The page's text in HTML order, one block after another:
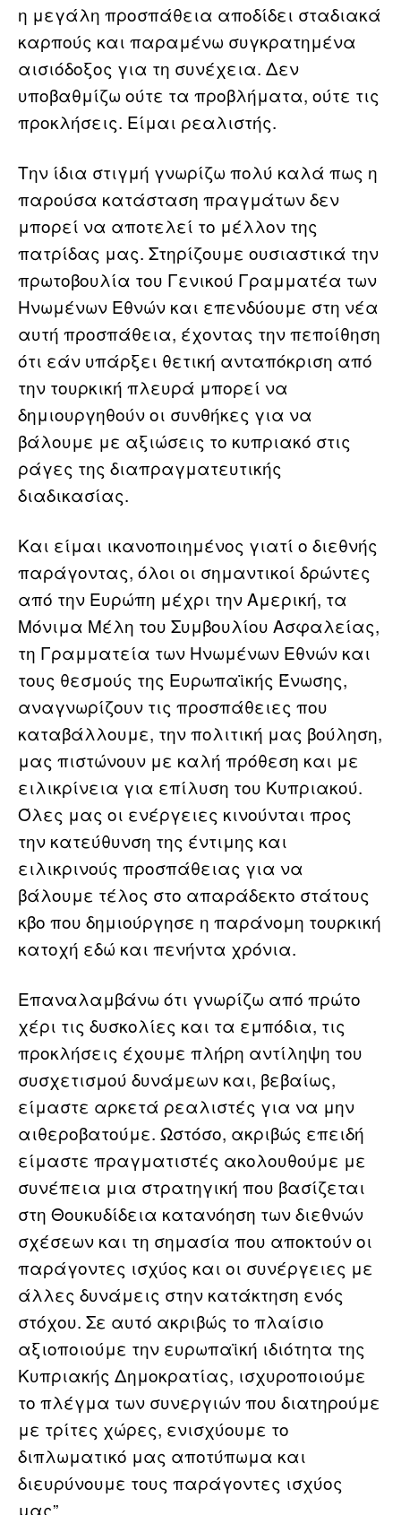
η μεγάλη προσπάθεια αποδίδει σταδιακά
καρπούς και παραμένω συγκρατημένα
αισιόδοξος για τη συνέχεια. Δεν
υποβαθμίζω ούτε τα προβλήματα, ούτε τις
προκλήσεις. Είμαι ρεαλιστής.
Την ίδια στιγμή γνωρίζω πολύ καλά πως η
παρούσα κατάσταση πραγμάτων δεν
μπορεί να αποτελεί το μέλλον της
πατρίδας μας. Στηρίζουμε ουσιαστικά την
πρωτοβουλία του Γενικού Γραμματέα των
Ηνωμένων Εθνών και επενδύουμε στη νέα
αυτή προσπάθεια, έχοντας την πεποίθηση
ότι εάν υπάρξει θετική ανταπόκριση από
την τουρκική πλευρά μπορεί να
δημιουργηθούν οι συνθήκες για να
βάλουμε με αξιώσεις το κυπριακό στις
ράγες της διαπραγματευτικής
διαδικασίας.
Και είμαι ικανοποιημένος γιατί ο διεθνής
παράγοντας, όλοι οι σημαντικοί δρώντες
από την Ευρώπη μέχρι την Αμερική, τα
Μόνιμα Μέλη του Συμβουλίου Ασφαλείας,
τη Γραμματεία των Ηνωμένων Εθνών και
τους θεσμούς της Ευρωπαϊκής Ένωσης,
αναγνωρίζουν τις προσπάθειες που
καταβάλλουμε, την πολιτική μας βούληση,
μας πιστώνουν με καλή πρόθεση και με
ειλικρίνεια για επίλυση του Κυπριακού.
Όλες μας οι ενέργειες κινούνται προς
την κατεύθυνση της έντιμης και
ειλικρινούς προσπάθειας για να
βάλουμε τέλος στο απαράδεκτο στάτους
κβο που δημιούργησε η παράνομη τουρκική
κατοχή εδώ και πενήντα χρόνια.
Επαναλαμβάνω ότι γνωρίζω από πρώτο
χέρι τις δυσκολίες και τα εμπόδια, τις
προκλήσεις έχουμε πλήρη αντίληψη του
συσχετισμού δυνάμεων και, βεβαίως,
είμαστε αρκετά ρεαλιστές για να μην
αιθεροβατούμε. Ωστόσο, ακριβώς επειδή
είμαστε πραγματιστές ακολουθούμε με
συνέπεια μια στρατηγική που βασίζεται
στη Θουκυδίδεια κατανόηση των διεθνών
σχέσεων και τη σημασία που αποκτούν οι
παράγοντες ισχύος και οι συνέργειες με
άλλες δυνάμεις στην κατάκτηση ενός
στόχου. Σε αυτό ακριβώς το πλαίσιο
αξιοποιούμε την ευρωπαϊκή ιδιότητα της
Κυπριακής Δημοκρατίας, ισχυροποιούμε
το πλέγμα των συνεργιών που διατηρούμε
με τρίτες χώρες, ενισχύουμε το
διπλωματικό μας αποτύπωμα και
διευρύνουμε τους παράγοντες ισχύος
μας”.